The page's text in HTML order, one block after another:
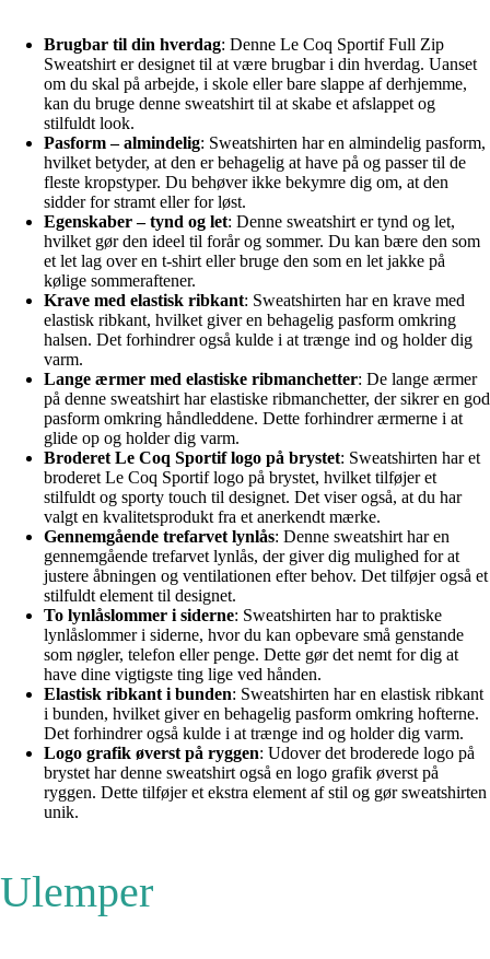
Brugbar til din hverdag: Denne Le Coq Sportif Full Zip
Sweatshirt er designet til at være brugbar i din hverdag. Uanset
om du skal på arbejde, i skole eller bare slappe af derhjemme,
kan du bruge denne sweatshirt til at skabe et afslappet og
stilfuldt look.
Pasform – almindelig: Sweatshirten har en almindelig pasform,
hvilket betyder, at den er behagelig at have på og passer til de
fleste kropstyper. Du behøver ikke bekymre dig om, at den
sidder for stramt eller for løst.
Egenskaber – tynd og let: Denne sweatshirt er tynd og let,
hvilket gør den ideel til forår og sommer. Du kan bære den som
et let lag over en t-shirt eller bruge den som en let jakke på
kølige sommeraftener.
Krave med elastisk ribkant: Sweatshirten har en krave med
elastisk ribkant, hvilket giver en behagelig pasform omkring
halsen. Det forhindrer også kulde i at trænge ind og holder dig
varm.
Lange ærmer med elastiske ribmanchetter: De lange ærmer
på denne sweatshirt har elastiske ribmanchetter, der sikrer en god
pasform omkring håndleddene. Dette forhindrer ærmerne i at
glide op og holder dig varm.
Broderet Le Coq Sportif logo på brystet: Sweatshirten har et
broderet Le Coq Sportif logo på brystet, hvilket tilføjer et
stilfuldt og sporty touch til designet. Det viser også, at du har
valgt en kvalitetsprodukt fra et anerkendt mærke.
Gennemgående trefarvet lynlås: Denne sweatshirt har en
gennemgående trefarvet lynlås, der giver dig mulighed for at
justere åbningen og ventilationen efter behov. Det tilføjer også et
stilfuldt element til designet.
To lynlåslommer i siderne: Sweatshirten har to praktiske
lynlåslommer i siderne, hvor du kan opbevare små genstande
som nøgler, telefon eller penge. Dette gør det nemt for dig at
have dine vigtigste ting lige ved hånden.
Elastisk ribkant i bunden: Sweatshirten har en elastisk ribkant
i bunden, hvilket giver en behagelig pasform omkring hofterne.
Det forhindrer også kulde i at trænge ind og holder dig varm.
Logo grafik øverst på ryggen: Udover det broderede logo på
brystet har denne sweatshirt også en logo grafik øverst på
ryggen. Dette tilføjer et ekstra element af stil og gør sweatshirten
unik.
Ulemper